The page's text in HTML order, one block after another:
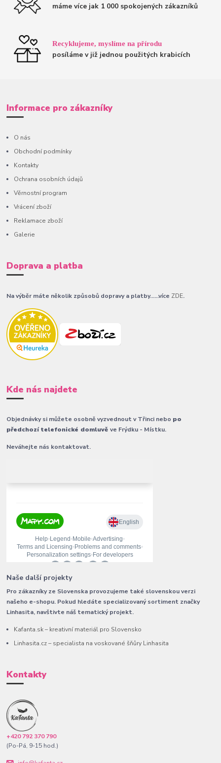
máme více jak 1 000 spokojených zákazníků
Recyklujeme, myslíme na přírodu
posíláme v již jednou použitých krabicích
Informace pro zákazníky
O nás
Obchodní podmínky
Kontakty
Ochrana osobních údajů
Věrnostní program
Vrácení zboží
Reklamace zboží
Galerie
Doprava a platba
Na výběr máte několik způsobů dopravy a platby......více ZDE.
Kde nás najdete
Objednávky si můžete osobně vyzvednout v Třinci nebo po
předchozí telefonické domluvěve Frýdku - Místku.
Neváhejte nás kontaktovat.
Naše další projekty
Pro zákazníky ze Slovenska provozujeme také slovenskou verzi
našeho e-shopu. Pokud hledáte specializovaný sortiment značky
Linhasita, navštivte náš tematický projekt.
Kafanta.sk – kreativní materiál pro Slovensko
Linhasita.cz – specialista na voskované šňůry Linhasita
Kontakty
+420 792 370 790
(Po-Pá, 9-15 hod.)